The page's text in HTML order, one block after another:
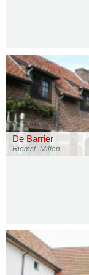
De Barrier
Riemst- Millen